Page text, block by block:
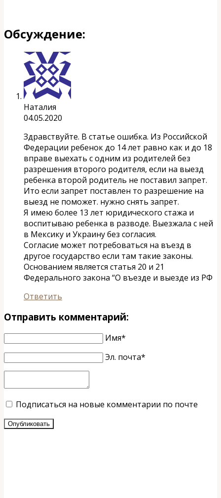
Обсуждение:
Наталия
04.05.2020
Здравствуйте. В статье ошибка. Из Российской
Федерации ребенок до 14 лет равно как и до 18
вправе выехать с одним из родителей без
разрешения второго родителя, если на выезд
ребенка второй родитель не поставил запрет.
Ито если запрет поставлен то разрешение на
выезд не поможет. нужно снять запрет.
Я имею более 13 лет юридического стажа и
воспитываю ребенка в разводе. Выезжала с ней
в Мексику и Украину без согласия.
Согласие может потребоваться на въезд в
другое государство если там такие законы.
Основанием является статья 20 и 21
Федерального закона “О въезде и выезде из РФ
Ответить
Отправить комментарий:
Имя*
Эл. почта*
Подписаться на новые комментарии по почте
Опубликовать